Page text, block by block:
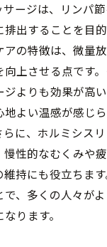
ージは、リンパ
出することを目
アの特徴は、微量
上させる点です
よりも効果が高い
地よい温感が感じ
らに、ホルミシス
慢性的なむくみや
維持にも役立ちま
、多くの人々が
ります。